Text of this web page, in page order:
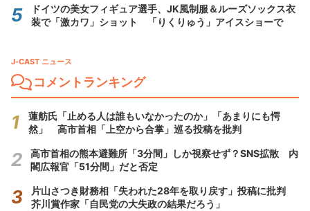
ドイツの美女フィギュア選手、JK風制服＆ルーズソックス衣
装で「激カワ」ショット 「りくりゅう」アイスショーで
J-CAST ニュース
コメントランキング
蓮舫氏「止める人は誰もいなかったのか」「あまりにも愕
然」 高市首相「上空から合掌」巡る投稿を批判
高市首相の熊本避難所「3分間」しか視察せず？SNS拡散 内
閣広報官「51分間」だと否定
片山さつき財務相「失われた28年を取り戻す」投稿に批判
芥川賞作家「自民党の大失政の結果だろう」